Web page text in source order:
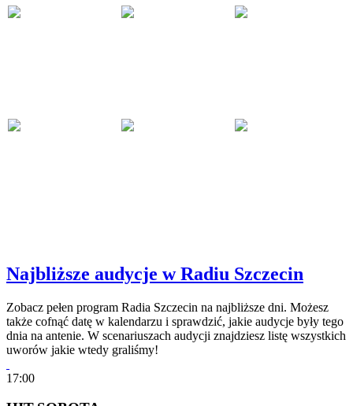
Najbliższe audycje w Radiu Szczecin
Zobacz pełen program Radia Szczecin na najbliższe dni. Możesz
także cofnąć datę w kalendarzu i sprawdzić, jakie audycje były tego
dnia na antenie. W scenariuszach audycji znajdziesz listę wszystkich
uworów jakie wtedy graliśmy!
17:00